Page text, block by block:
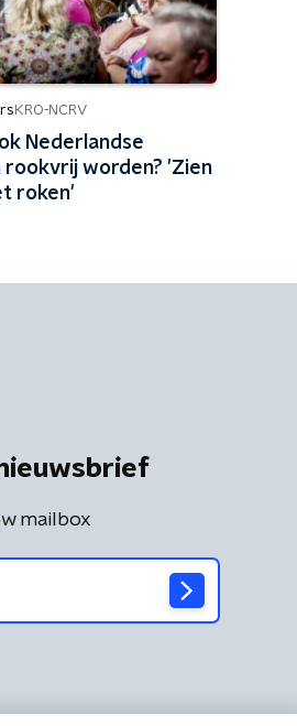
KRO-NCRV
Nederlandse
worden? 'Zien
roken'
mailbox